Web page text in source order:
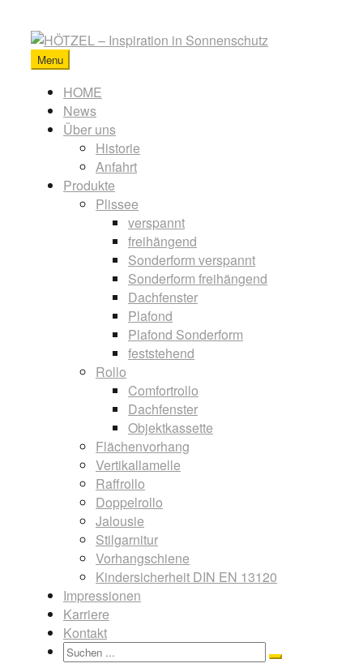
content
HÖTZEL
Inspiration
Sonnenschutz
Menu
Primary
menu
HOME
News
Über uns
Historie
Anfahrt
Produkte
Plissee
verspannt
freihängend
Sonderform verspannt
Sonderform freihängend
Dachfenster
Plafond
Plafond Sonderform
feststehend
Rollo
Comfortrollo
Dachfenster
Objektkassette
Flächenvorhang
Vertikallamelle
Raffrollo
Doppelrollo
Jalousie
Stilgarnitur
Vorhangschiene
Kindersicherheit DIN EN 13120
Impressionen
Karriere
Kontakt
Search
Search